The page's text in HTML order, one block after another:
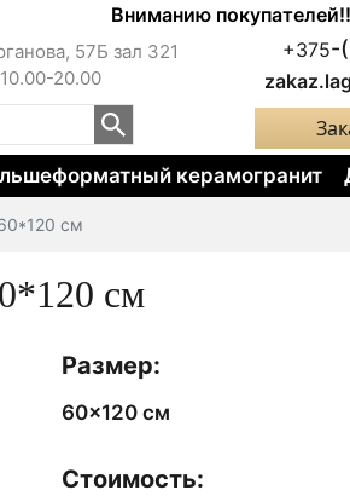
Вниманию покупателей!!!
57Б зал 321
20.00
+375-
керамогранит
см
см
Размер:
60x120 см
Стоимость: